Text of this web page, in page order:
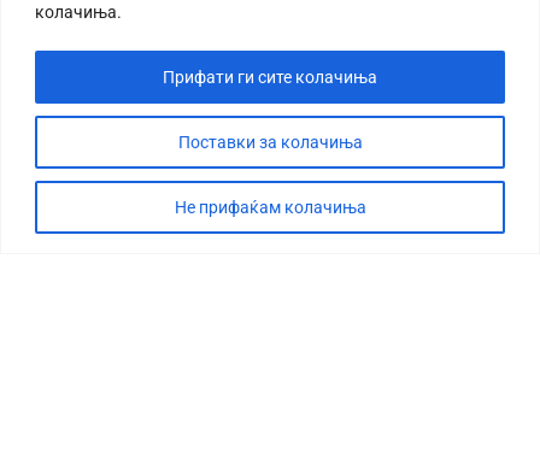
колачиња.
Поставки за колачиња
Не прифаќам колачиња
Прифати ги сите колачиња
СТОРИЈА
ДЕБАТА